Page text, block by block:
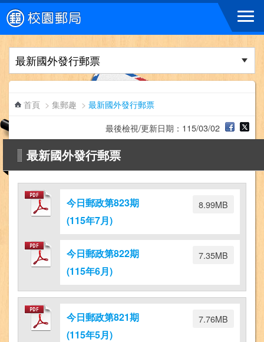
跳到主要內容區塊
首頁 > 集郵趣 > 最新國外發行郵票
最後檢視/更新日期：115/03/02
最新國外發行郵票
今日郵政第823期
(115年7月)
8.99MB
今日郵政第822期
(115年6月)
7.35MB
今日郵政第821期
(115年5月)
7.76MB